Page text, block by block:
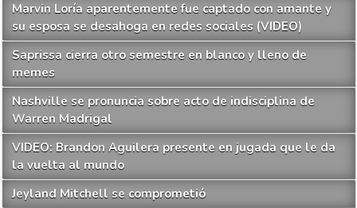
Marvin Loría aparentemente fue captado con amante y
su esposa se desahoga en redes sociales (VIDEO)
Saprissa cierra otro semestre en blanco y lleno de
memes
Nashville se pronuncia sobre acto de indisciplina de
Warren Madrigal
VIDEO: Brandon Aguilera presente en jugada que le da
la vuelta al mundo
Jeyland Mitchell se comprometió